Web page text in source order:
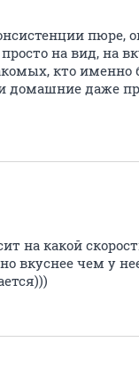
пюре,
на вид, на
кто
домашние даже
на какой
вкуснее чем у